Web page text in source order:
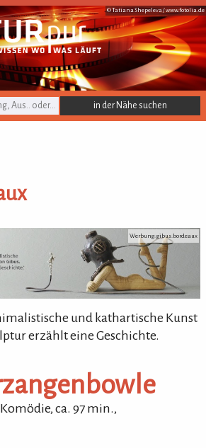
© Tatiana Shepeleva /www.fotolia.de
Werbung: gibus.bordeaux
und kathartische Kunst
erzählt eine Geschichte.
Komödie, ca. 97 min.,